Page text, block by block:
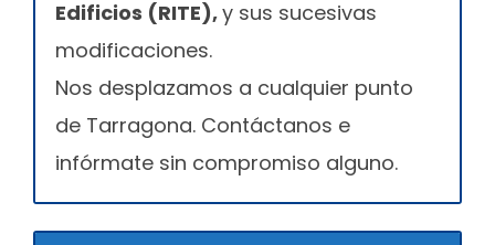
Edificios (RITE),y sus sucesivas
modificaciones.
Nos desplazamos a cualquier punto
de Tarragona. Contáctanos e
infórmate sin compromiso alguno.